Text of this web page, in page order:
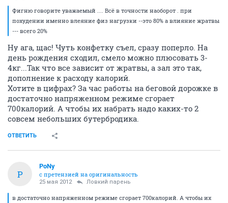
Фигню говорите уважаемый .... Всё в точности наоборот . при
похудении именно влеяние физ нагрузки --это 80% а влияние жратвы
--- всего 20%
Ну ага, щас! Чуть конфетку съел, сразу поперло. На
день рождения сходил, смело можно плюсовать 3-
4кг...Так что все зависит от жратвы, а зал это так,
дополнение к расходу калорий.
Хотите в цифрах? За час работы на беговой дорожке в
достаточно напряженном режиме сгорает
700калорий. А чтобы их набрать надо каких-то 2
совсем небольших бутербродика.
ОТВЕТИТЬ
P
PoNy
с претензией на оригинальность
25 мая 2012 Ловкий парень
в достаточно напряженном режиме сгорает 700калорий. А чтобы их